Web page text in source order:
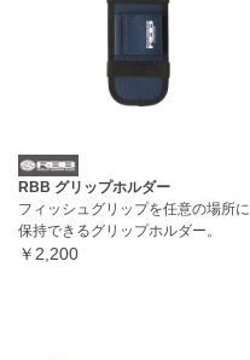
RBB グリップホルダー
フィッシュグリップを任意の場所に
保持できるグリップホルダー。
￥2,200